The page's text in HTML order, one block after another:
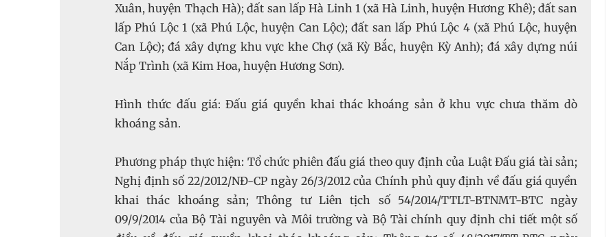
Xuân, huyện Thạch Hà); đất san lấp Hà Linh 1 (xã Hà Linh, huyện Hương Khê); đất san
lấp Phú Lộc 1 (xã Phú Lộc, huyện Can Lộc); đất san lấp Phú Lộc 4 (xã Phú Lộc, huyện
Can Lộc); đá xây dựng khu vực khe Chợ (xã Kỳ Bắc, huyện Kỳ Anh); đá xây dựng núi
Nắp Trình (xã Kim Hoa, huyện Hương Sơn).
Hình thức đấu giá: Đấu giá quyền khai thác khoáng sản ở khu vực chưa thăm dò
khoáng sản.
Phương pháp thực hiện: Tổ chức phiên đấu giá theo quy định của Luật Đấu giá tài sản;
Nghị định số 22/2012/NĐ-CP ngày 26/3/2012 của Chính phủ quy định về đấu giá quyền
khai thác khoáng sản; Thông tư Liên tịch số 54/2014/TTLT-BTNMT-BTC ngày
09/9/2014 của Bộ Tài nguyên và Môi trường và Bộ Tài chính quy định chi tiết một số